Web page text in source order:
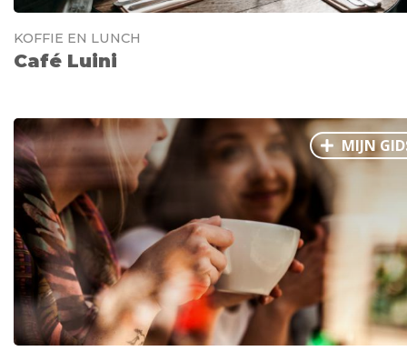
KOFFIE EN LUNCH
Café Luini
MIJN